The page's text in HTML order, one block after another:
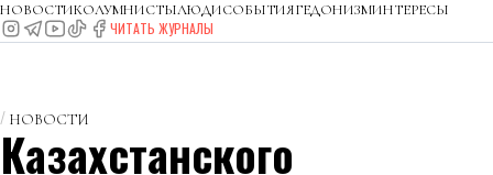
НОВОСТИКОЛУМНИСТЫЛЮДИСОБЫТИЯГЕДОНИЗМИНТЕРЕСЫ
ЧИТАТЬ ЖУРНАЛЫ
НОВОСТИ
Казахстанского